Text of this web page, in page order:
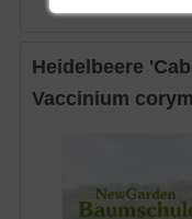
Heidelbeere
Vaccinium